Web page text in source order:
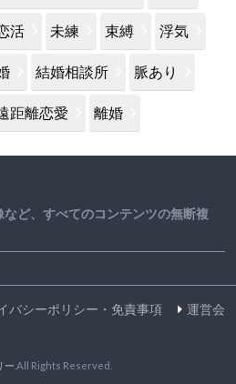
活 未練 束縛 浮気
結婚相談所 脈あり
距離恋愛 離婚
ど、すべてのコンテンツの無断複
バシーポリシー・免責事項
運営会
ー .All Rights Reserved.